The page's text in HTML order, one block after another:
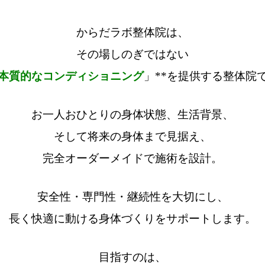
からだラボ整体院は、
その場しのぎではない
質的なコンディショニング」**を提供する整体院
お一人おひとりの身体状態、生活背景、
そして将来の身体まで見据え、
完全オーダーメイドで施術を設計。
安全性・専門性・継続性を大切にし、
長く快適に動ける身体づくりをサポートします。
目指すのは、